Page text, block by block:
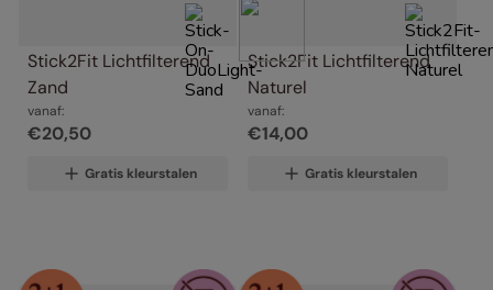
Stick2Fit Lichtfilterend
Zand
vanaf:
€20,50
Gratis kleurstalen
Stick2Fit Lichtfilterend
Naturel
vanaf:
€14,00
Gratis kleurstalen